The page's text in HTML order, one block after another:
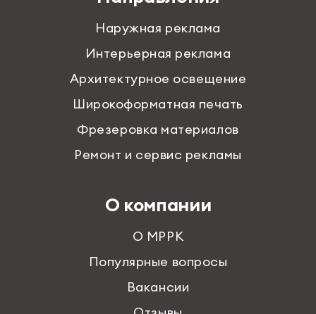
Наружная реклама
Интерьерная реклама
Архитектурное освещение
Широкоформатная печать
Фрезеровка материалов
Ремонт и сервис рекламы
О компании
О МРРК
Популярные вопросы
Вакансии